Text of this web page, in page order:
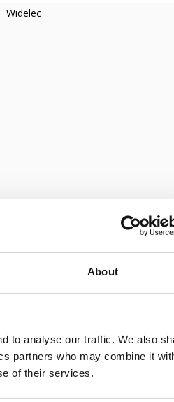
About
to analyse our traffic. We also
partners who may combine it
of their services.
Widelec
Seria